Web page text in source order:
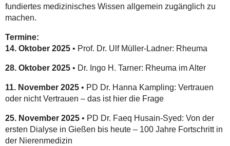
fundiertes medizinisches Wissen allgemein zugänglich zu
machen.
Termine:
14. Oktober 2025• Prof. Dr. Ulf Müller-Ladner: Rheuma
28. Oktober 2025• Dr. Ingo H. Tarner: Rheuma im Alter
11. November 2025• PD Dr. Hanna Kampling: Vertrauen
oder nicht Vertrauen – das ist hier die Frage
25. November 2025• PD Dr. Faeq Husain-Syed: Von der
ersten Dialyse in Gießen bis heute – 100 Jahre Fortschritt in
der Nierenmedizin